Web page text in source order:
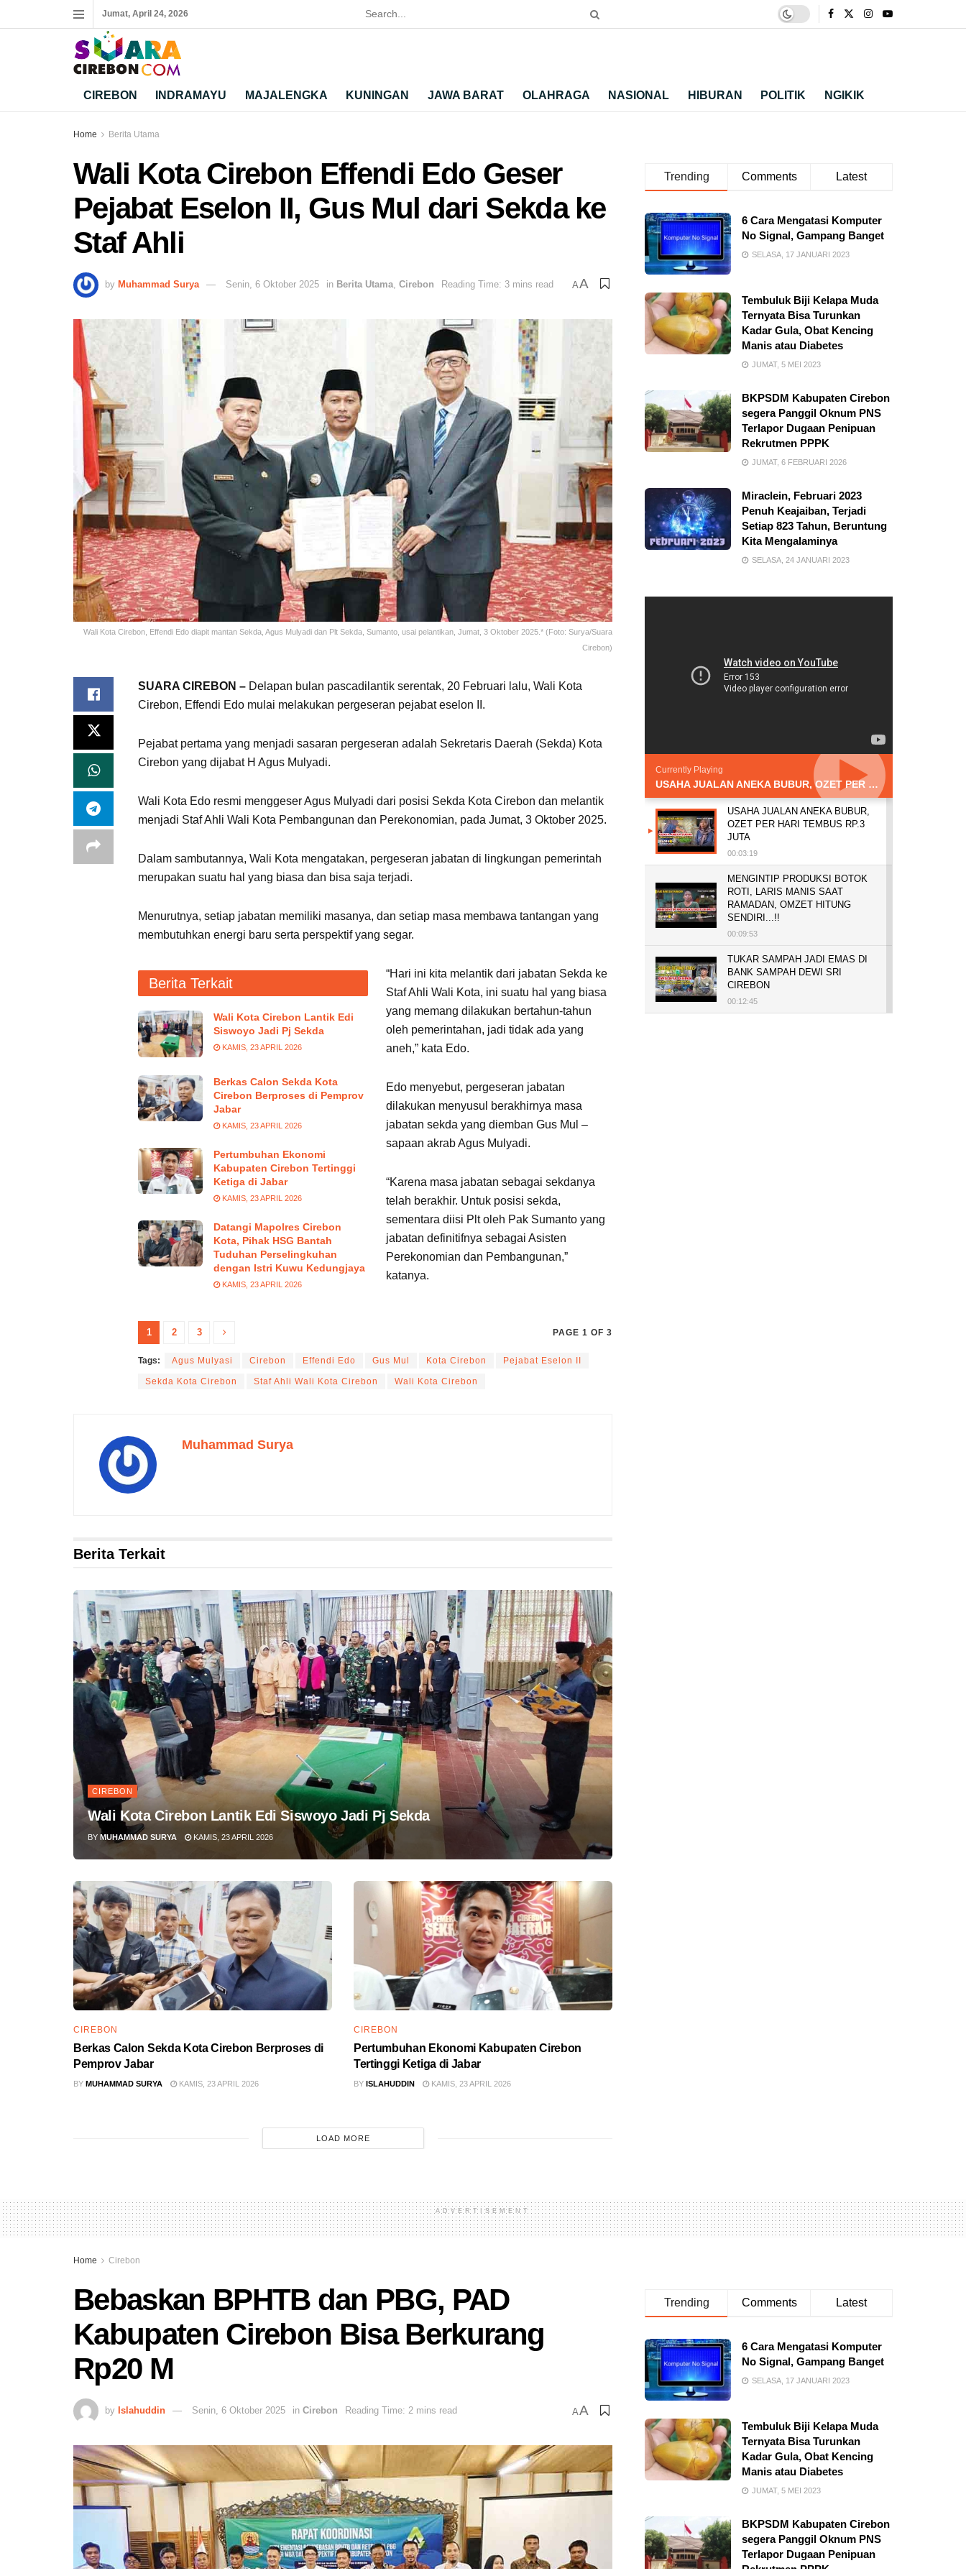
Jumat, April 24, 2026
CIREBON INDRAMAYU MAJALENGKA KUNINGAN JAWA BARAT OLAHRAGA NASIONAL HIBURAN POLITIK NGIKIK
Home Berita Utama
Wali Kota Cirebon Effendi Edo Geser
Pejabat Eselon II, Gus Mul dari Sekda ke
Staf Ahli
by Muhammad Surya Senin, 6 Oktober 2025 in Berita Utama Cirebon Reading Time: 3 mins read AA
Wali Kota Cirebon, Effendi Edo diapit mantan Sekda, Agus Mulyadi dan Plt Sekda, Sumanto, usai pelantikan, Jumat, 3 Oktober 2025.* (Foto: Surya/Suara
Cirebon)
SUARA CIREBON – Delapan bulan pascadilantik serentak, 20 Februari lalu, Wali Kota
Cirebon, Effendi Edo mulai melakukan pergeseran pejabat eselon II.
Pejabat pertama yang menjadi sasaran pergeseran adalah Sekretaris Daerah (Sekda) Kota
Cirebon yang dijabat H Agus Mulyadi.
Wali Kota Edo resmi menggeser Agus Mulyadi dari posisi Sekda Kota Cirebon dan melantik
menjadi Staf Ahli Wali Kota Pembangunan dan Perekonomian, pada Jumat, 3 Oktober 2025.
Dalam sambutannya, Wali Kota mengatakan, pergeseran jabatan di lingkungan pemerintah
merupakan suatu hal yang biasa dan bisa saja terjadi.
Menurutnya, setiap jabatan memiliki masanya, dan setiap masa membawa tantangan yang
membutuhkan energi baru serta perspektif yang segar.
Berita Terkait
Wali Kota Cirebon Lantik Edi
Siswoyo Jadi Pj Sekda
KAMIS, 23 APRIL 2026
Berkas Calon Sekda Kota
Cirebon Berproses di Pemprov
Jabar
KAMIS, 23 APRIL 2026
Pertumbuhan Ekonomi
Kabupaten Cirebon Tertinggi
Ketiga di Jabar
KAMIS, 23 APRIL 2026
Datangi Mapolres Cirebon
Kota, Pihak HSG Bantah
Tuduhan Perselingkuhan
dengan Istri Kuwu Kedungjaya
KAMIS, 23 APRIL 2026
“Hari ini kita melantik dari jabatan Sekda ke
Staf Ahli Wali Kota, ini suatu hal yang biasa
yang memang dilakukan bertahun-tahun
oleh pemerintahan, jadi tidak ada yang
aneh,” kata Edo.
Edo menyebut, pergeseran jabatan
dilakukan menyusul berakhirnya masa
jabatan sekda yang diemban Gus Mul –
sapaan akrab Agus Mulyadi.
“Karena masa jabatan sebagai sekdanya
telah berakhir. Untuk posisi sekda,
sementara diisi Plt oleh Pak Sumanto yang
jabatan definitifnya sebagai Asisten
Perekonomian dan Pembangunan,”
katanya.
PAGE 1 OF 3
1 2 3
Tags: Agus Mulyasi Cirebon Effendi Edo Gus Mul Kota Cirebon Pejabat Eselon II
Sekda Kota Cirebon Staf Ahli Wali Kota Cirebon Wali Kota Cirebon
Muhammad Surya
Berita Terkait
CIREBON
Wali Kota Cirebon Lantik Edi Siswoyo Jadi Pj Sekda
BY MUHAMMAD SURYA KAMIS, 23 APRIL 2026
CIREBON
Berkas Calon Sekda Kota Cirebon Berproses di
Pemprov Jabar
BY MUHAMMAD SURYA KAMIS, 23 APRIL 2026
CIREBON
Pertumbuhan Ekonomi Kabupaten Cirebon
Tertinggi Ketiga di Jabar
BY ISLAHUDDIN KAMIS, 23 APRIL 2026
LOAD MORE
Trending Comments Latest
6 Cara Mengatasi Komputer
No Signal, Gampang Banget
SELASA, 17 JANUARI 2023
Tembuluk Biji Kelapa Muda
Ternyata Bisa Turunkan
Kadar Gula, Obat Kencing
Manis atau Diabetes
JUMAT, 5 MEI 2023
BKPSDM Kabupaten Cirebon
segera Panggil Oknum PNS
Terlapor Dugaan Penipuan
Rekrutmen PPPK
JUMAT, 6 FEBRUARI 2026
Miraclein, Februari 2023
Penuh Keajaiban, Terjadi
Setiap 823 Tahun, Beruntung
Kita Mengalaminya
SELASA, 24 JANUARI 2023
Currently Playing
USAHA JUALAN ANEKA BUBUR, OZET PER HARI TEMBUS RP.3 JUTA
USAHA JUALAN ANEKA BUBUR,
OZET PER HARI TEMBUS RP.3
JUTA
00:03:19
MENGINTIP PRODUKSI BOTOK
ROTI, LARIS MANIS SAAT
RAMADAN, OMZET HITUNG
SENDIRI...!!
00:09:53
TUKAR SAMPAH JADI EMAS DI
BANK SAMPAH DEWI SRI
CIREBON
00:12:45
ADVERTISEMENT
Home Cirebon
Bebaskan BPHTB dan PBG, PAD
Kabupaten Cirebon Bisa Berkurang
Rp20 M
by Islahuddin Senin, 6 Oktober 2025 in Cirebon Reading Time: 2 mins read AA
Trending Comments Latest
6 Cara Mengatasi Komputer
No Signal, Gampang Banget
SELASA, 17 JANUARI 2023
Tembuluk Biji Kelapa Muda
Ternyata Bisa Turunkan
Kadar Gula, Obat Kencing
Manis atau Diabetes
JUMAT, 5 MEI 2023
BKPSDM Kabupaten Cirebon
segera Panggil Oknum PNS
Terlapor Dugaan Penipuan
Rekrutmen PPPK